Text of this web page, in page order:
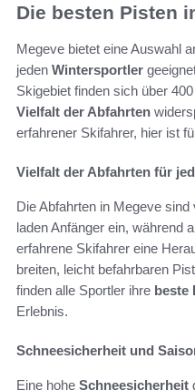
Die besten Pisten
Megeve bietet eine Auswahl
jeden Wintersportler
Skigebiet finden sich über
Vielfalt der Abfahrten
erfahrener Skifahrer, hier ist
Vielfalt der Abfahrten für
Die Abfahrten in Megeve
laden Anfänger ein, während
erfahrene Skifahrer eine
breiten, leicht befahrbaren
finden alle Sportler ihre beste
Erlebnis.
Schneesicherheit und
Eine hohe Schneesicherheit